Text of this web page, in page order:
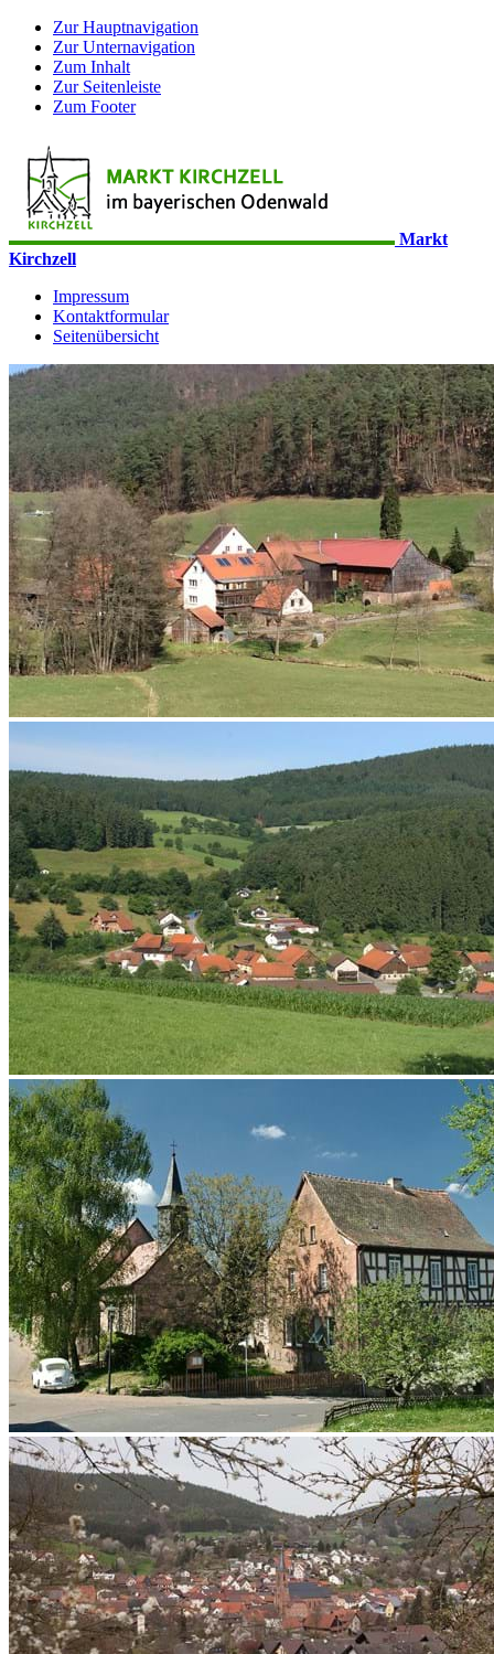
Zur Hauptnavigation
Zur Unternavigation
Zum Inhalt
Zur Seitenleiste
Zum Footer
Markt
Kirchzell
Impressum
Kontaktformular
Seitenübersicht